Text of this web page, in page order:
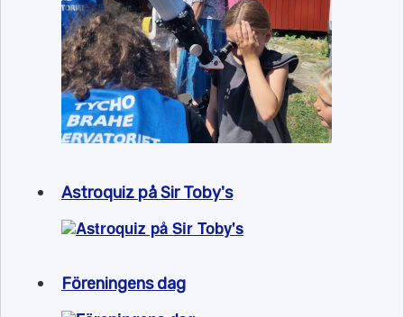
Astroquiz på Sir Toby's
Föreningens dag